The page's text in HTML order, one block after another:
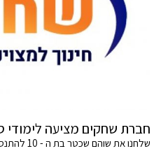
חברת שחקים מציעה לימודי
שלחנו את שוהם שכטר בת ה - 10 להתנסות בעשרה מיפגשים.